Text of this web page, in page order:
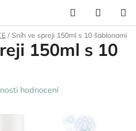
Hledat
KOŠÍK
/ Sníh ve spreji 150ml s 10 šablonami
150ml s 10
hodnocení